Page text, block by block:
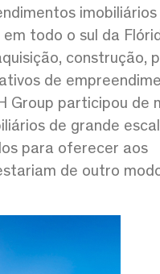
todo o sul da
construção,
de
Group participou de
de grande
para oferecer aos
de outro